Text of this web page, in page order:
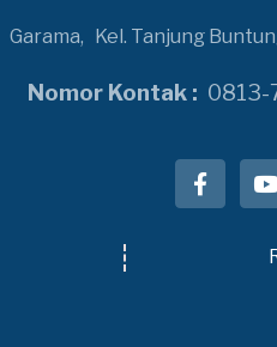
Garama, Kel. Tanjung
Nomor Kontak : 0813-